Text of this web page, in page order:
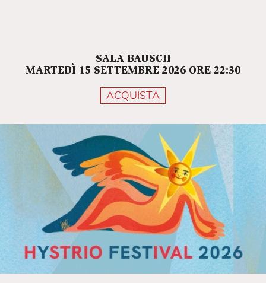
SALA BAUSCH
MARTEDÌ 15 SETTEMBRE 2026 ORE 22:30
ACQUISTA